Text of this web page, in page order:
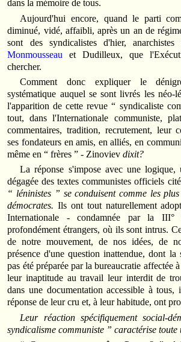
dans la mémoire de tous.
Aujourd'hui encore, quand le parti
diminué, vidé, affaibli, après un an de
sont des syndicalistes d'hier, anarchistes
Monmousseau et Dudilleux, que
chercher.
Comment donc expliquer le
systématique auquel se sont livrés les néo-
l'apparition de cette revue “ syndicaliste
tout, dans l'Internationale communiste,
commentaires, tradition, recrutement, leur
ses fondateurs en amis, en alliés, en
même en “ frères ” - Zinovievdixit?
La réponse s'impose avec une logique,
dégagée des textes communistes officiels
“ léninistes ” se conduisent comme les
démocrates.Ils ont tout naturellement
Internationale - condamnée par la
profondément étrangers, où ils sont intrus.
de notre mouvement, de nos idées, de
présence d'une question inattendue, dont
pas été préparée par la bureaucratie affectée
leur inaptitude au travail leur interdit de
dans une documentation accessible à
réponse de leur cru et, à leur habitude, ont
Leur réaction spécifiquement social-
syndicalisme communiste ” caractérise toute